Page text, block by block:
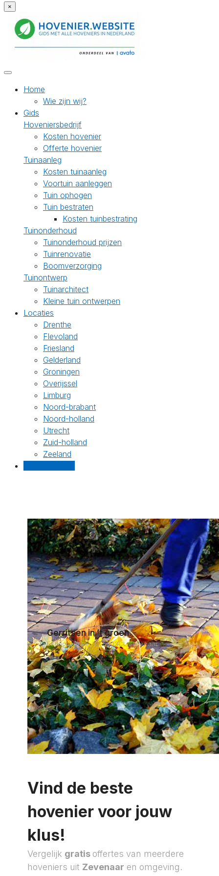
×
Home
Wie zijn wij?
Gids
Hoveniersbedrijf
Kosten hovenier
Offerte hovenier
Tuinaanleg
Kosten tuinaanleg
Voortuin aanleggen
Tuin ophogen
Tuin bestraten
Kosten tuinbestrating
Tuinonderhoud
Tuinonderhoud prijzen
Tuinrenovatie
Boomverzorging
Tuinontwerp
Tuinarchitect
Kleine tuin ontwerpen
Locaties
Drenthe
Flevoland
Friesland
Gelderland
Groningen
Overijssel
Limburg
Noord-brabant
Noord-holland
Utrecht
Zuid-holland
Zeeland
Gerritsen in ’t groen
Esdoornstraat 18, 6903CL Zevenaar
Vind de beste
hovenier voor jouw
klus!
Vergelijk gratis offertes van meerdere
hoveniers uit Zevenaar en omgeving.